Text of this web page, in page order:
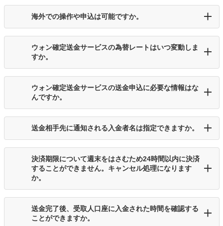
海外での操作や申込は可能ですか。
ウォン確定送金サービスの為替レートはいつ変動しま
すか。
ウォン確定送金サービスの送金申込に必要な情報はな
んですか。
送金相手先に通知される入金者名は指定できますか。
決済期限について週末をはさむため24時間以内に決済
することができません。キャンセル処理になります
か。
送金完了後、受取人口座に入金された時間を確認する
ことができますか。